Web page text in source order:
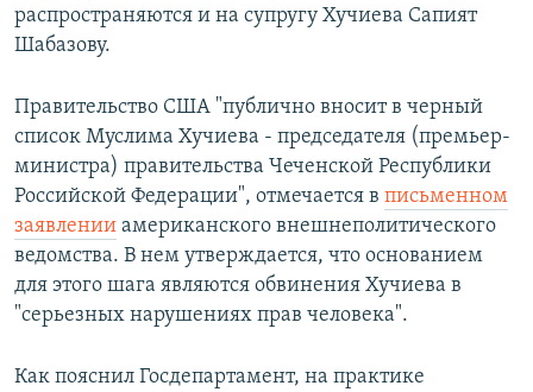
распространяются и на супругу Хучиева Сапият
Шабазову.
Правительство США "публично вносит в черный
список Муслима Хучиева - председателя (премьер-
министра) правительства Чеченской Республики
Российской Федерации", отмечается в письменном
заявлении американского внешнеполитического
ведомства. В нем утверждается, что основанием
для этого шага являются обвинения Хучиева в
"серьезных нарушениях прав человека".
Как пояснил Госдепартамент, на практике